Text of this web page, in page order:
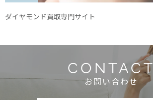
ダイヤモンド買取専門サイト
CONTACT
お問い合わせ